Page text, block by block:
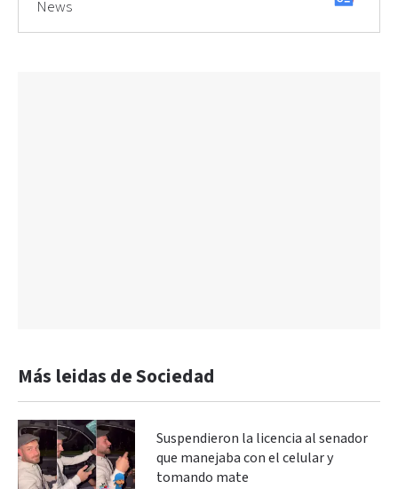
News
Más leidas de Sociedad
Suspendieron la licencia al senador
que manejaba con el celular y
tomando mate